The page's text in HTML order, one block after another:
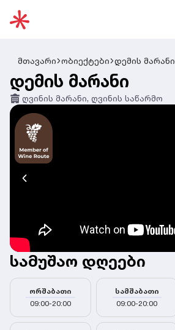
მთავარი ობიექტები დემის მარანი
დემის მარანი
ღვინის მარანი, ღვინის საწარმო
სამუშაო დღეები
ორშაბათი
09:00-20:00
სამშაბათი
09:00-20:00